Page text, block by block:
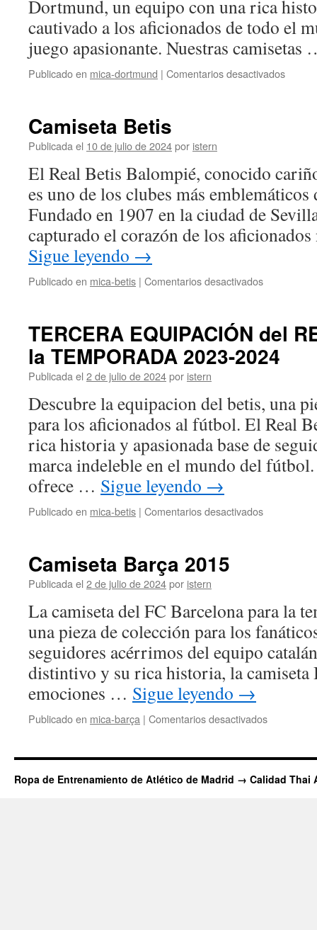
Dortmund, un equipo con una rica
cautivado a los aficionados de todo el
juego apasionante. Nuestras
Publicado en mica-dortmund | Comentarios desactivadosen
del
Camiseta Betis
Publicada el 10 de julio de 2024por istern
El Real Betis Balompié, conocido
es uno de los clubes más
Fundado en 1907 en la ciudad de
capturado el corazón de los
Sigue leyendo →
Publicado en mica-betis | Comentarios desactivadosen
TERCERA EQUIPACIÓN del
la TEMPORADA 2023-2024
Publicada el 2 de julio de 2024por istern
Descubre la equipacion del betis, una
para los aficionados al fútbol. El Real
rica historia y apasionada base de
marca indeleble en el mundo del
ofrece … Sigue leyendo →
Publicado en mica-betis | Comentarios desactivadosen
la
2023-
2024
Camiseta Barça 2015
Publicada el 2 de julio de 2024por istern
La camiseta del FC Barcelona para la
una pieza de colección para los
seguidores acérrimos del equipo
distintivo y su rica historia, la camiseta
emociones … Sigue leyendo →
Publicado en mica-barça | Comentarios desactivadosen
2015
Ropa de Entrenamiento de Atlético de Madrid → Calidad Thai